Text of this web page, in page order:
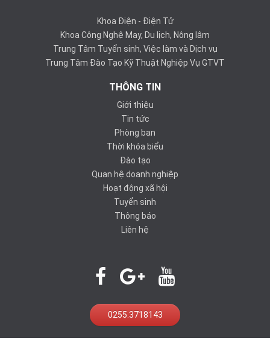
Khoa Điện - Điện Tử
Khoa Công Nghệ May, Du lịch, Nông lâm
Trung Tâm Tuyển sinh, Việc làm và Dịch vụ
Trung Tâm Đào Tạo Kỹ Thuật Nghiệp Vụ GTVT
THÔNG TIN
Giới thiệu
Tin tức
Phòng ban
Thời khóa biểu
Đào tạo
Quan hệ doanh nghiệp
Hoạt động xã hội
Tuyển sinh
Thông báo
Liên hệ
0255.3718143